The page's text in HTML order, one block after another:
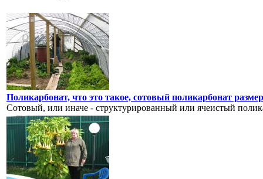
Поликарбонат, что это такое, сотовый поликарбонат
Сотовый, или иначе - структурированный или ячеистый